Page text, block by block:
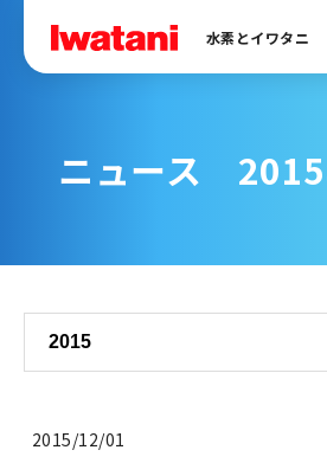
水素とイワタニ
ニュース
2015/12/01